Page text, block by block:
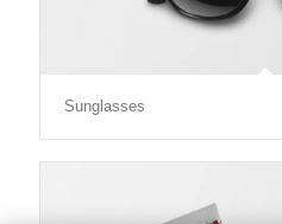
Sunglasses